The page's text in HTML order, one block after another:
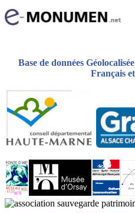
Base de données
Français